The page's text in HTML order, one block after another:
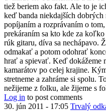
tiež beriem ako fakt. Ale to je
keď banda niekdajších
popíjaním a rozprávaním o
prekáraním sa kto kde za
rúk gitaru, díva sa nechápavo.
odmakať a potom odohrať
hrať a spievať. Keď dokážeme
kamarátov po celej krajine.
stretneme a zahráme si spolu.
nežijeme z folku, ale žijeme s
Log in to post comments
30. jún 2011 - 17:05 Trvalý